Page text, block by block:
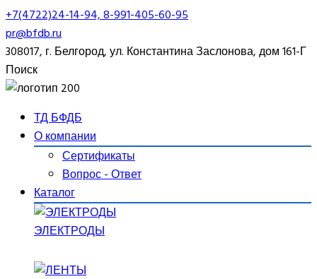
+7(4722)24-14-94, 8-991-405-60-95
pr@bfdb.ru
308017, г. Белгород, ул. Константина Заслонова, дом 161-Г
Поиск
ТД БФДБ
О компании
Сертификаты
Вопрос - Ответ
Каталог
ЭЛЕКТРОДЫ